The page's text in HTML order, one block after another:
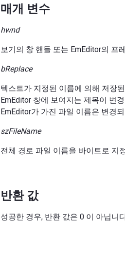
매개 변수
hwnd
보기의 창 핸들 또는 EmEditor의 프
bReplace
텍스트가 지정된 이름에 의해 저장
EmEditor 창에 보여지는 제목이 변
EmEditor가 가진 파일 이름은 변경
szFileName
전체 경로 파일 이름을 바이트로 지
반환 값
성공한 경우, 반환 값은 0 이 아닙니